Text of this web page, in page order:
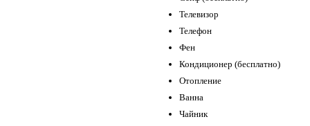
Телевизор
Телефон
Фен
Кондиционер (бесплатно)
Отопление
Ванна
Чайник